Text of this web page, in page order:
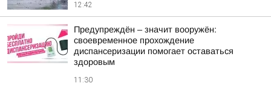
12:42
Предупреждён – значит вооружён:
своевременное прохождение
диспансеризации помогает оставаться
здоровым
11:30